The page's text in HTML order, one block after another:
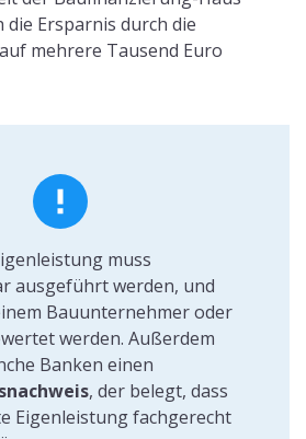
Ersparnis durch die
mehrere Tausend Euro
muss
ausgeführt werden, und
Bauunternehmer oder
werden. Außerdem
Banken einen
, der belegt, dass
Eigenleistung fachgerecht